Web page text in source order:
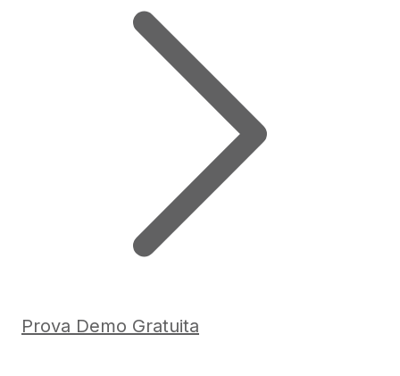
Prova Demo Gratuita